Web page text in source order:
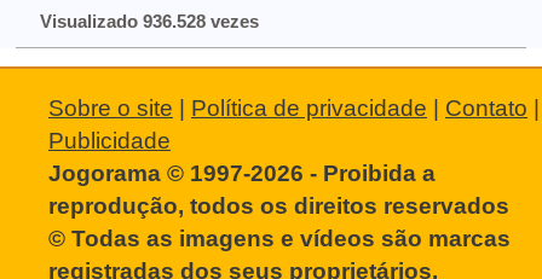
Visualizado 936.528 vezes
Sobre o site Política de privacidade Contato
Publicidade
Jogorama © 1997-2026 - Proibida a
reprodução, todos os direitos reservados
© Todas as imagens e vídeos são marcas
registradas dos seus proprietários.